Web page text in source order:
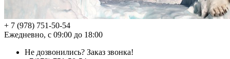
+ 7 (978) 751-50-54
Ежедневно, с 09:00 до 18:00
Не дозвонились? Заказ звонка!